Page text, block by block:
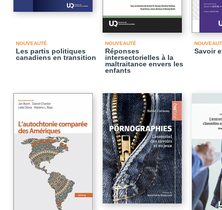
NOUVEAUTÉ
Les partis politiques
canadiens en transition
NOUVEAUTÉ
Réponses
intersectorielles à la
maltraitance envers les
enfants
Savoir